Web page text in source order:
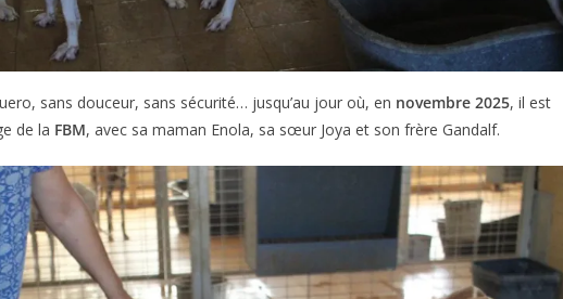
sans douceur, sans sécurité… jusqu’au jour où, en novembre 2025, il est
de la FBM, avec sa maman Enola, sa sœur Joya et son frère Gandalf.